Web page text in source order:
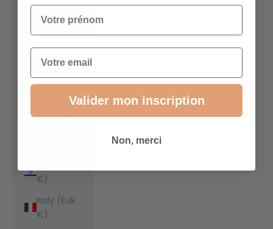
Indonesia
(EUR €)
Iraq (EUR
€)
Italy (EUR
€)
Votre prénom
Email
Valider mon inscription
Non, merci